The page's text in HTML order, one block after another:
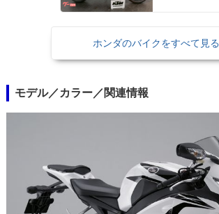
ホンダのバイクをすべて見る
モデル／カラー／関連情報